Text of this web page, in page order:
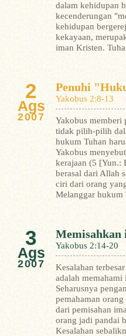
dalam kehidupan
kecenderungan
kehidupan
kekayaan,
iman Kristen.
2
Ags
2007
Penuhi
Yakobus 2:8-13
Yakobus memberi
tidak pilih-pilih
hukum Tuhan
Yakobus
kerajaan (5 [Yun.:
berasal dari Allah
ciri dari orang
Melanggar hukum
3
Ags
2007
Memisahkan
Yakobus 2:14-20
Kesalahan
adalah memahami
Seharusnya
pemahaman
dari pemisahan
orang jadi pandai
Kesalahan